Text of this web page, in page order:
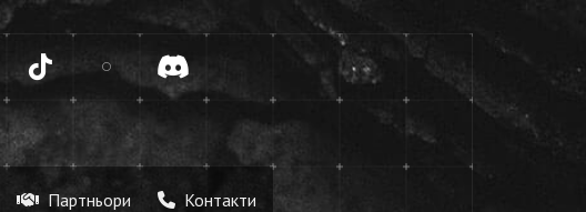
Tiktok Discord
Партньори Контакти